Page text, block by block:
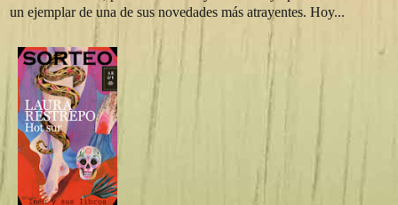
un ejemplar de una de sus novedades más atrayentes. Hoy...